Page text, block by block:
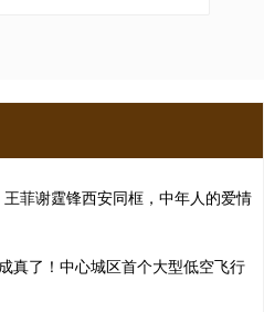
菲谢霆锋西安同框，中年人的爱情
真了！中心城区首个大型低空飞行